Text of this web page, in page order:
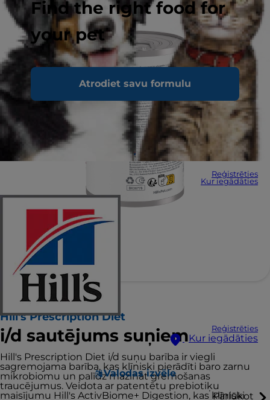
Find the right food for
your pet
Atrodiet savu formulu
Reģistrēties
Kur iegādāties
Reģistrēties
Kur iegādāties
Valodas izvēle
Pārlūkot
Hill's Prescription Diet
i/d sautējums suņiem
Hill's Prescription Diet i/d suņu barība ir viegli
sagremojama barība, kas klīniski pierādīti baro zarnu
mikrobiomu un palīdz mazināt gremošanas
traucējumus. Veidota ar patentētu prebiotiķu
maisījumu Hill's ActivBiome+ Digestion, kas klīniski